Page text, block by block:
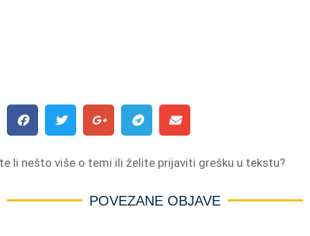
li nešto više o temi ili želite prijaviti grešku u tekstu?
POVEZANE OBJAVE